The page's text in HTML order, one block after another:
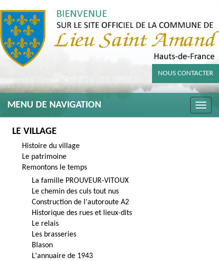
NOUS CONTACTER
Toggle
MENU DE NAVIGATION
LE VILLAGE
Histoire du village
Le patrimoine
Remontons le temps
La famille PROUVEUR-VITOUX
Le chemin des culs tout nus
Construction de l'autoroute A2
Historique des rues et lieux-dits
Le relais
Les brasseries
Blason
L'annuaire de 1943